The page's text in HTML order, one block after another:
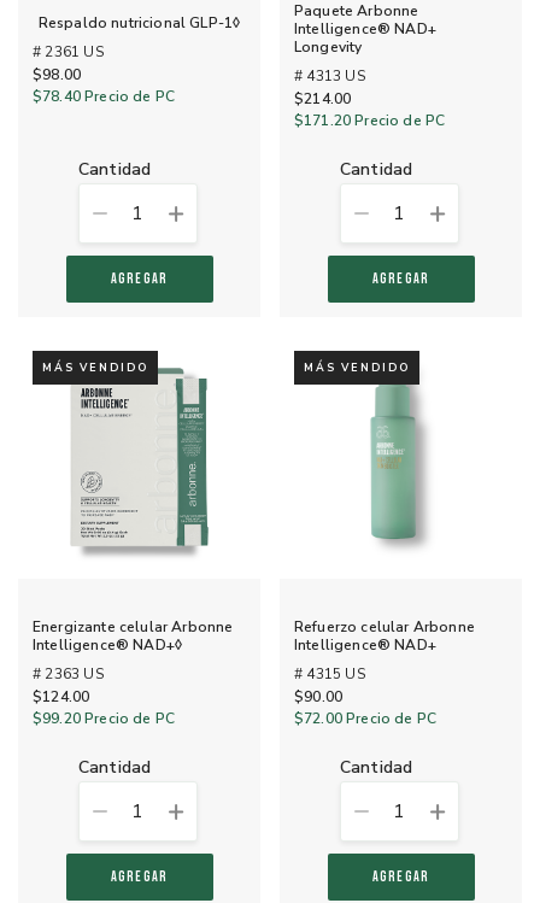
Respaldo nutricional GLP-1◊
# 2361 US
$98.00
$78.40Precio de PC
cantidad
1
AGREGAR
Paquete Arbonne
Intelligence® NAD+
Longevity
# 4313 US
$214.00
$171.20Precio de PC
cantidad
1
AGREGAR
MÁS VENDIDO
Energizante celular Arbonne
Intelligence® NAD+◊
# 2363 US
$124.00
$99.20Precio de PC
cantidad
1
AGREGAR
MÁS VENDIDO
Refuerzo celular Arbonne
Intelligence® NAD+
# 4315 US
$90.00
$72.00Precio de PC
cantidad
1
AGREGAR